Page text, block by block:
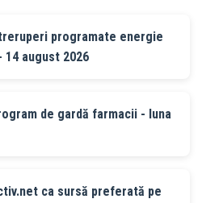
programate energie
august 2026
de gardă farmacii - luna
ca sursă preferată pe